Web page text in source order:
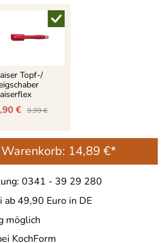
Topf-/
€ 9,99 €
14,89 €*
0341 - 39 29 280
49,90 Euro in DE
möglich
KochForm